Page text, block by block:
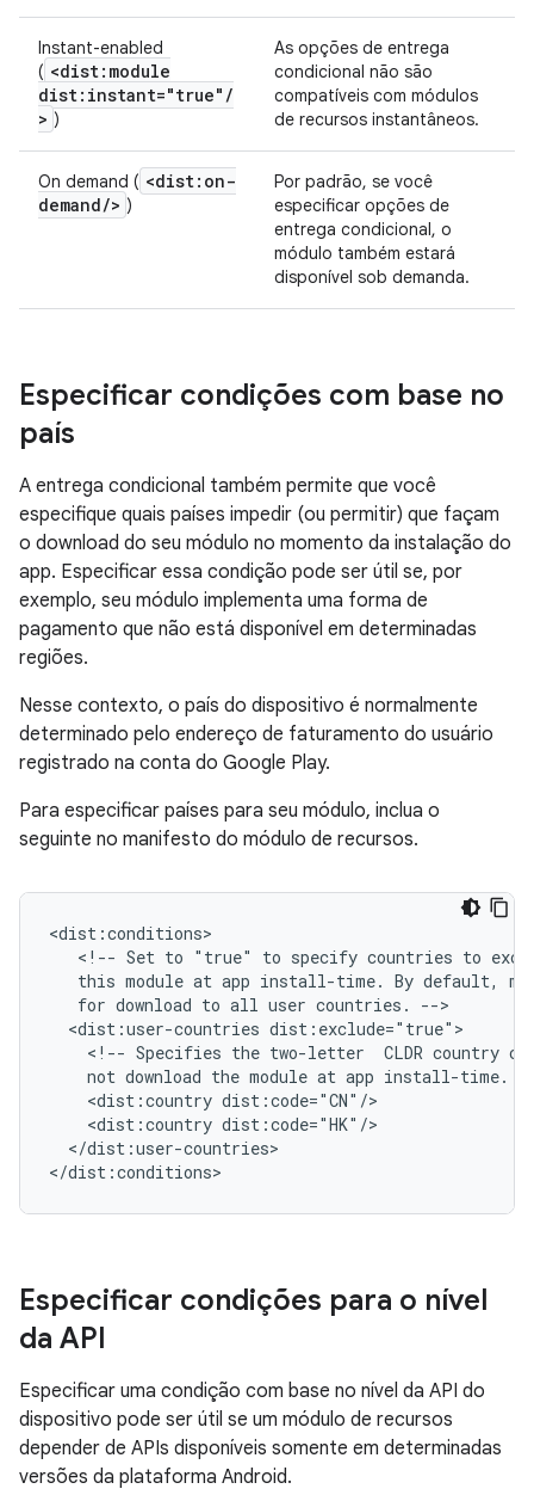
Instant-enabled
( <dist:module
dist:instant="true" /
> )
As opções de entrega
condicional não são
compatíveis com módulos
de recursos instantâneos.
On demand ( <dist:on-
demand/> )
Por padrão, se você
especificar opções de
entrega condicional, o
módulo também estará
disponível sob demanda.
Especificar condições com base no
país
A entrega condicional também permite que você
especifique quais países impedir (ou permitir) que façam
o download do seu módulo no momento da instalação do
app. Especificar essa condição pode ser útil se, por
exemplo, seu módulo implementa uma forma de
pagamento que não está disponível em determinadas
regiões.
Nesse contexto, o país do dispositivo é normalmente
determinado pelo endereço de faturamento do usuário
registrado na conta do Google Play.
Para especificar países para seu módulo, inclua o
seguinte no manifesto do módulo de recursos.
<!-- Set to "true" to specify countries to
this module at app install-time. By default,
for download to all user countries.
<dist:user-countries
<!-- Specifies the two-letter CLDR country
not download the module at app install-time.
<dist:country
<dist:country
</dist:user-countries>
Especificar condições para o nível
da API
Especificar uma condição com base no nível da API do
dispositivo pode ser útil se um módulo de recursos
depender de APIs disponíveis somente em determinadas
versões da plataforma Android.